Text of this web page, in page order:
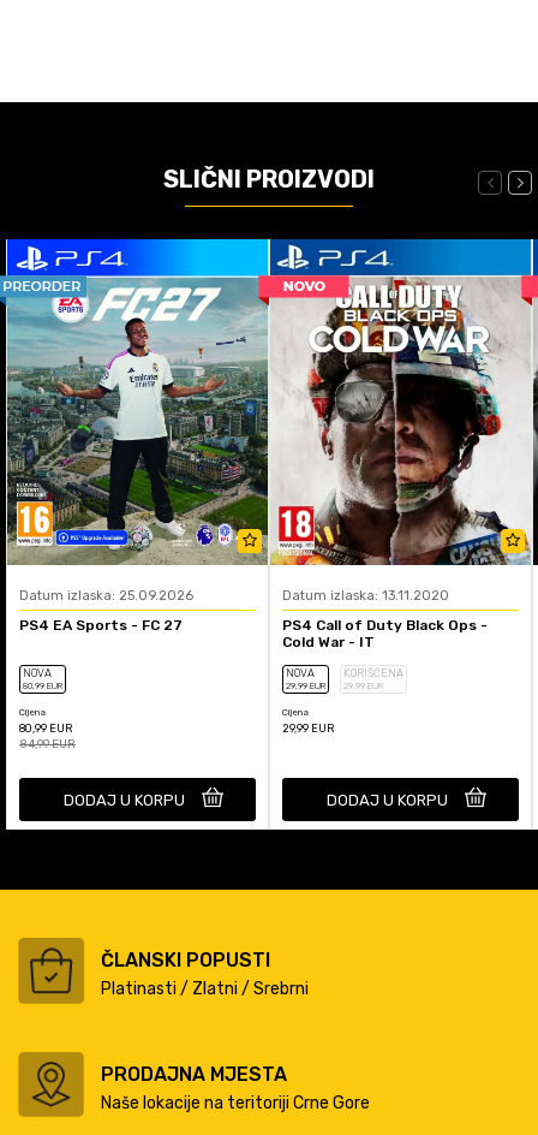
SLIČNI PROIZVODI
Datum izlaska: 25.09.2026
PS4 EA Sports - FC 27
NOVA
80,99 EUR
Cijena
80,99 EUR
84,99EUR
DODAJ U KORPU
Datum izlaska: 13.11.2020
PS4 Call of Duty Black Ops -
Cold War - IT
NOVA
29,99 EUR
KORIŠĆENA
29,99 EUR
Cijena
29,99 EUR
DODAJ U KORPU
ČLANSKI POPUSTI
Platinasti / Zlatni / Srebrni
PRODAJNA MJESTA
Naše lokacije na teritoriji Crne Gore